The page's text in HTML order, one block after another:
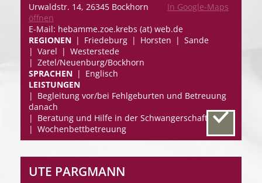
Urwaldstr. 14, 26345 Bockhorn
In Google-Maps
öffnen
E-Mail: hebamme.zoe.krebs (at) web.de
REGIONEN
Friedeburg Horsten
Sande
Varel
Westerstede
Zetel/Neuenburg/Bockhorn
SPRACHEN
Englisch
LEISTUNGEN
Begleitung vor/bei Fehlgeburten und Betreuung
danach
Beratung und Hilfe in der Schwangerschaft
Wochenbettbetreuung
UTE PARGMANN